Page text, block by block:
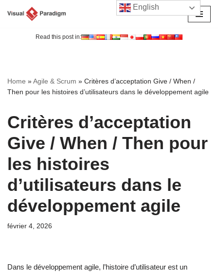
Read this post in:
Home »Agile & Scrum » Critères d’acceptation Give / When /
Then pour les histoires d’utilisateurs dans le développement agile
Critères d’acceptation
Give / When / Then pour
les histoires
d’utilisateurs dans le
développement agile
février 4, 2026
Dans le développement agile, l’histoire d’utilisateur est un
English